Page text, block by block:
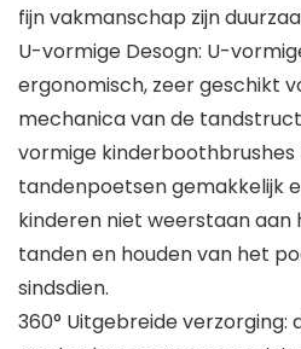
fijn vakmanschap zijn
U-vormige Desogn: U-
ergonomisch, zeer geschikt
mechanica van de
vormige
tandenpoetsen gemakkelijk
kinderen niet weerstaan aan
tanden en houden van het
sindsdien.
360° Uitgebreide verzorging: